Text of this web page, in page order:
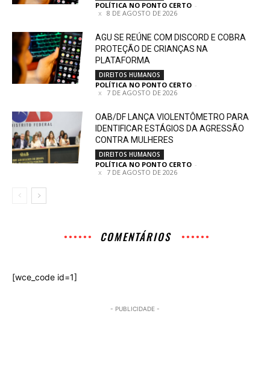
POLÍTICA NO PONTO CERTO -
8 DE AGOSTO DE 2026
AGU SE REÚNE COM DISCORD E COBRA
PROTEÇÃO DE CRIANÇAS NA
PLATAFORMA
DIREITOS HUMANOS
POLÍTICA NO PONTO CERTO -
7 DE AGOSTO DE 2026
OAB/DF LANÇA VIOLENTÔMETRO PARA
IDENTIFICAR ESTÁGIOS DA AGRESSÃO
CONTRA MULHERES
DIREITOS HUMANOS
POLÍTICA NO PONTO CERTO -
7 DE AGOSTO DE 2026
COMENTÁRIOS
[wce_code id=1]
- PUBLICIDADE -